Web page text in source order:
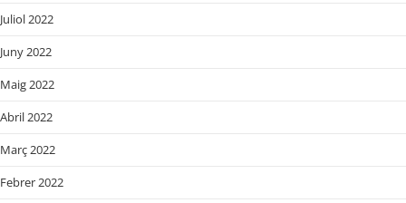
Juliol 2022
Juny 2022
Maig 2022
Abril 2022
Març 2022
Febrer 2022